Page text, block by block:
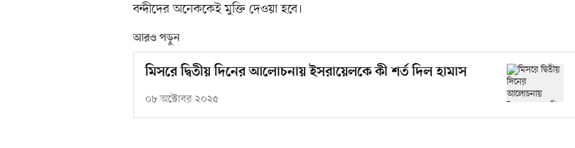
বন্দীদের অনেককেই মুক্তি দেওয়া হবে।
আরও পড়ুন
মিসরে দ্বিতীয় দিনের আলোচনায় ইসরায়েলকে কী শর্ত দিল হামাস
০৮ অক্টোবর ২০২৫